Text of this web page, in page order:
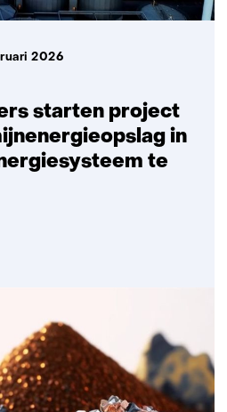
starten project
in
te
2026